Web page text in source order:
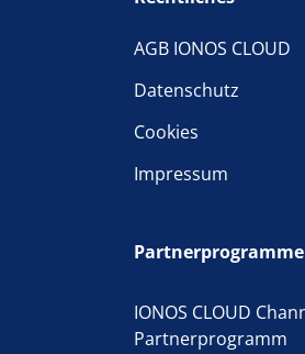
AGB IONOS CLOUD
Datenschutz
Cookies
Impressum
Partnerprogramme
IONOS CLOUD
Partnerprogramm